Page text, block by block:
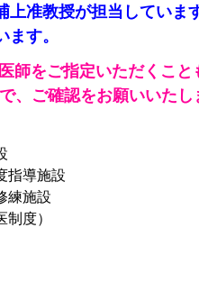
准教授が担当しています
す。
師をご指定いただくこと
、ご確認をお願いいたし
指導施設
練施設
度）